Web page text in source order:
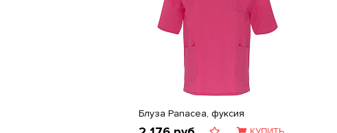
Блуза Panacea, фуксия